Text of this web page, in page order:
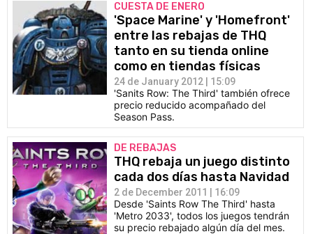
CUESTA DE ENERO
'Space Marine' y 'Homefront'
entre las rebajas de THQ
tanto en su tienda online
como en tiendas físicas
24 de January 2012 | 15:09
'Sanits Row: The Third' también ofrece
precio reducido acompañado del
Season Pass.
DE REBAJAS
THQ rebaja un juego distinto
cada dos días hasta Navidad
2 de December 2011 | 16:09
Desde 'Saints Row The Third' hasta
'Metro 2033', todos los juegos tendrán
su precio rebajado algún día del mes.